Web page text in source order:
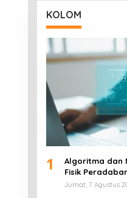
KOLOM
1
Algoritma dan
Fisik
Jumat, 7 Agustus